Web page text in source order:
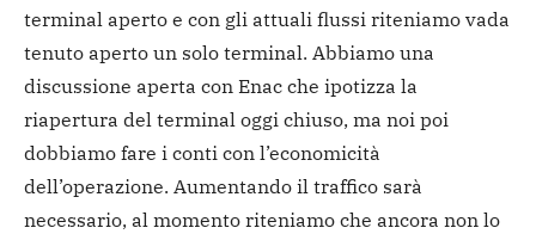
terminal aperto e con gli attuali flussi riteniamo vada
tenuto aperto un solo terminal. Abbiamo una
discussione aperta con Enac che ipotizza la
riapertura del terminal oggi chiuso, ma noi poi
dobbiamo fare i conti con l’economicità
dell’operazione. Aumentando il traffico sarà
necessario, al momento riteniamo che ancora non lo